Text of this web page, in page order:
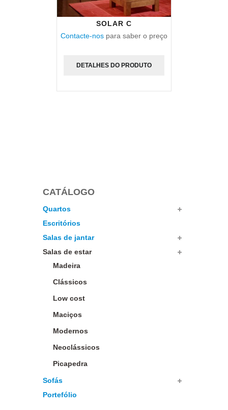
SOLAR C
Contacte-nos para saber o preço
DETALHES DO PRODUTO
CATÁLOGO
Quartos
Escritórios
Salas de jantar
Salas de estar
Madeira
Clássicos
Low cost
Maciços
Modernos
Neoclássicos
Picapedra
Sofás
Portefólio